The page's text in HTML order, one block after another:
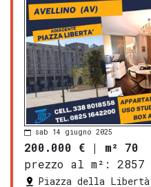
sab 14 giugno 2025
200.000 € | m² 70
prezzo al m²:
2857
Piazza della